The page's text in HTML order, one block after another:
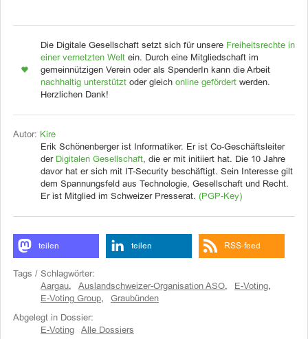
Die Digitale Gesellschaft setzt sich für unsere Freiheitsrechte in
einer vernetzten Welt ein. Durch eine Mitgliedschaft im
gemeinnützigen Verein oder als SpenderIn kann die Arbeit
nachhaltig unterstützt oder gleich online gefördert werden.
Herzlichen Dank!
Autor: Kire
Erik Schönenberger ist Informatiker. Er ist Co-Geschäftsleiter
der Digitalen Gesellschaft, die er mit initiiert hat. Die 10 Jahre
davor hat er sich mit IT-Security beschäftigt. Sein Interesse gilt
dem Spannungsfeld aus Technologie, Gesellschaft und Recht.
Er ist Mitglied im Schweizer Presserat. (PGP-Key)
teilen teilen RSS-feed
Tags / Schlagwörter:
Aargau, Auslandschweizer-Organisation ASO, E-Voting,
E-Voting Group, Graubünden
Abgelegt in Dossier:
E-Voting
Alle Dossiers